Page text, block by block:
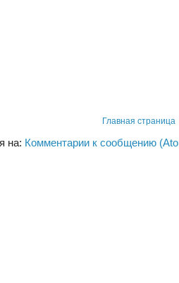
Главная страница
на: Комментарии к сообщению